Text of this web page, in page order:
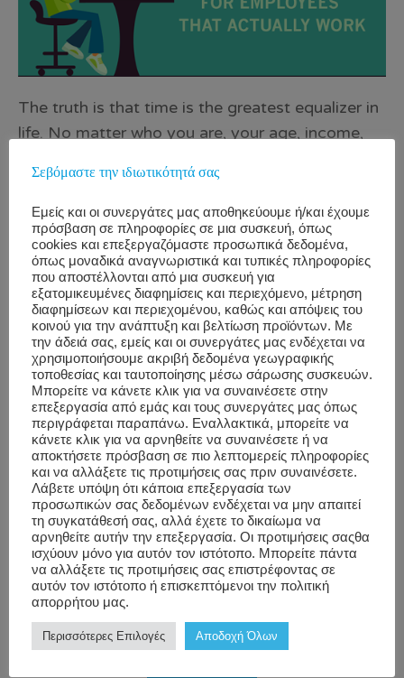
The truth is that time is the greatest equalizer in
life. No matter who you are, your age, income,
amount of time as the next person. Whether
you’re filthy rich or dirt poor, your time is the
same. It’s not about how much time you have.
It’s about how effectively you manage your time.
Source: Entrepreneur One of the most effective
skills you can have in life is powerful
and effective time management. If you’re not
managing your time well, there’s no way you’re
going to reach your goals at work and the life
outside of it. Sure, you might make some
progress. But your […]
Workwell
Employee
Wellbeing,
Performance
and
Productivity
corporate
wellness,employee
wellbeing,job
performance,
management
Σεβόμαστε την ιδιωτικότητά σας
Εμείς και οι συνεργάτες μας αποθηκεύουμε ή/και έχουμε
πρόσβαση σε πληροφορίες σε μια συσκευή, όπως
cookies και επεξεργαζόμαστε προσωπικά δεδομένα,
όπως μοναδικά αναγνωριστικά και τυπικές πληροφορίες
που αποστέλλονται από μια συσκευή για
εξατομικευμένες διαφημίσεις και περιεχόμενο, μέτρηση
διαφημίσεων και περιεχομένου, καθώς και απόψεις του
κοινού για την ανάπτυξη και βελτίωση προϊόντων. Με
την άδειά σας, εμείς και οι συνεργάτες μας ενδέχεται να
χρησιμοποιήσουμε ακριβή δεδομένα γεωγραφικής
τοποθεσίας και ταυτοποίησης μέσω σάρωσης συσκευών.
Μπορείτε να κάνετε κλικ για να συναινέσετε στην
επεξεργασία από εμάς και τους συνεργάτες μας όπως
περιγράφεται παραπάνω. Εναλλακτικά, μπορείτε να
κάνετε κλικ για να αρνηθείτε να συναινέσετε ή να
αποκτήσετε πρόσβαση σε πιο λεπτομερείς πληροφορίες
και να αλλάξετε τις προτιμήσεις σας πριν συναινέσετε.
Λάβετε υπόψη ότι κάποια επεξεργασία των
προσωπικών σας δεδομένων ενδέχεται να μην απαιτεί
τη συγκατάθεσή σας, αλλά έχετε το δικαίωμα να
αρνηθείτε αυτήν την επεξεργασία. Οι προτιμήσεις σαςθα
ισχύουν μόνο για αυτόν τον ιστότοπο. Μπορείτε πάντα
να αλλάξετε τις προτιμήσεις σας επιστρέφοντας σε
αυτόν τον ιστότοπο ή επισκεπτόμενοι την πολιτική
απορρήτου μας.
Περισσότερες Επιλογές Αποδοχή Όλων